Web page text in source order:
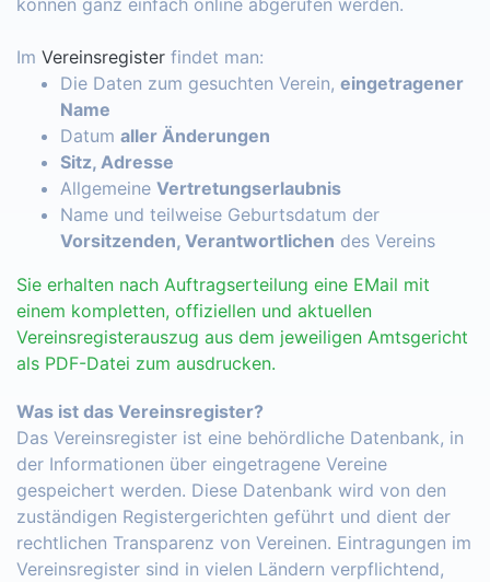
Im Vereinsregister findet man:
Die Daten zum gesuchten Verein, eingetragener
Name
Datum aller Änderungen
Sitz, Adresse
Allgemeine Vertretungserlaubnis
Name und teilweise Geburtsdatum der
Vorsitzenden, Verantwortlichen des Vereins
Sie erhalten nach Auftragserteilung eine EMail mit
einem kompletten, offiziellen und aktuellen
Vereinsregisterauszug aus dem jeweiligen Amtsgericht
als PDF-Datei zum ausdrucken.
Was ist das Vereinsregister?
Das Vereinsregister ist eine behördliche Datenbank, in
der Informationen über eingetragene Vereine
gespeichert werden. Diese Datenbank wird von den
zuständigen Registergerichten geführt und dient der
rechtlichen Transparenz von Vereinen. Eintragungen im
Vereinsregister sind in vielen Ländern verpflichtend,